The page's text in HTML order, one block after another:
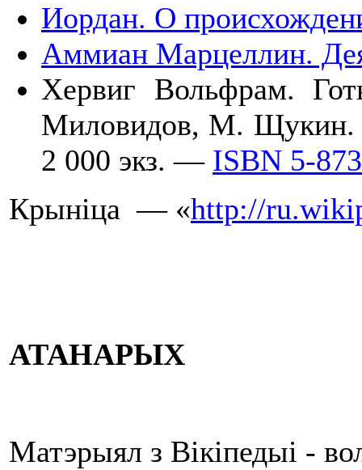
Иордан. О
Аммиан Марцеллин.
Хервиг Вольфрам.
Миловидов, М. Щукин.
2 000 экз. — ISBN 5-
Крыніца — «http://
АТАНАРЫХ
Матэрыял з Вікіпедыі -